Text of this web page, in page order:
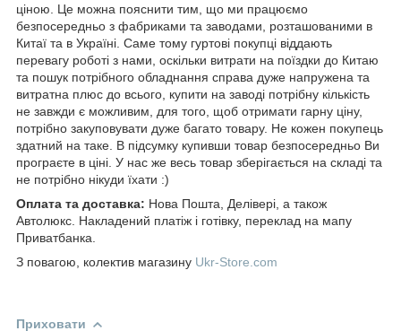
ціною. Це можна пояснити тим, що ми працюємо
безпосередньо з фабриками та заводами, розташованими в
Китаї та в Україні. Саме тому гуртові покупці віддають
перевагу роботі з нами, оскільки витрати на поїздки до Китаю
та пошук потрібного обладнання справа дуже напружена та
витратна плюс до всього, купити на заводі потрібну кількість
не завжди є можливим, для того, щоб отримати гарну ціну,
потрібно закуповувати дуже багато товару. Не кожен покупець
здатний на таке. В підсумку купивши товар безпосередньо Ви
програєте в ціні. У нас же весь товар зберігається на складі та
не потрібно нікуди їхати :)
Оплата та доставка: Нова Пошта, Делівері, а також
Автолюкс. Накладений платіж і готівку, переклад на мапу
Приватбанка.
З повагою, колектив магазину Ukr-Store.com
Приховати